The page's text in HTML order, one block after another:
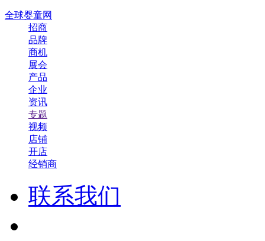
全球婴童网
招商
品牌
商机
展会
产品
企业
资讯
专题
视频
店铺
开店
经销商
联系我们